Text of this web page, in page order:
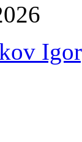
Igor